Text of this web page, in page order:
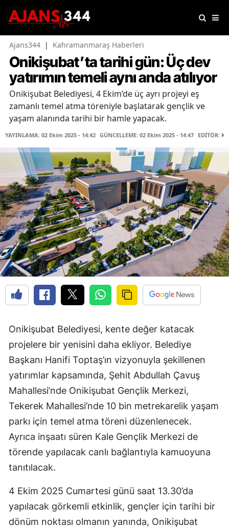
Ajans344 | Kahramanmaraş Haberleri
Onikişubat’ta tarihi gün: Üç dev
yatırımın temeli aynı anda atılıyor
Onikişubat Belediyesi, 4 Ekim’de üç ayrı projeyi eş
zamanlı temel atma töreniyle başlatarak gençlik ve
yaşam alanında tarihi bir hamle yapacak.
YAYINLAMA: 02 Ekim 2025 - 14:42 GÜNCELLEME: 02 Ekim 2025 - 14:47 EDİTÖR:
Onikişubat Belediyesi, kente değer katacak
projelere bir yenisini daha ekliyor. Belediye
Başkanı Hanifi Toptaş’ın vizyonuyla şekillenen
yatırımlar kapsamında, Şehit Abdullah Çavuş
Mahallesi’nde Onikişubat Gençlik Merkezi,
Tekerek Mahallesi’nde 10 bin metrekarelik yaşam
parkı için temel atma töreni düzenlenecek.
Ayrıca inşaatı süren Kale Gençlik Merkezi de
törende yapılacak canlı bağlantıyla kamuoyuna
tanıtılacak.
4 Ekim 2025 Cumartesi günü saat 13.30’da
yapılacak görkemli etkinlik, gençler için tarihi bir
dönüm noktası olmanın yanında, Onikişubat